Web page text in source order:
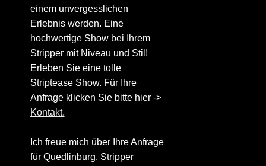
einem unvergesslichen
Erlebnis werden. Eine
hochwertige Show bei Ihrem
Stripper mit Niveau und Stil!
Erleben Sie eine tolle
Striptease Show. Für Ihre
Anfrage klicken Sie bitte hier ->
Kontakt.
Ich freue mich über Ihre Anfrage
für Quedlinburg. Stripper